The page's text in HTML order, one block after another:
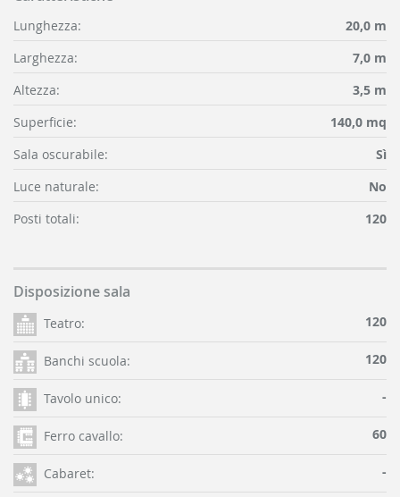
Lunghezza:
20,0 m
Larghezza:
7,0 m
Altezza:
3,5 m
Superficie:
140,0 mq
Sala oscurabile:
Sì
Luce naturale:
No
Posti totali:
120
Disposizione sala
Teatro: 120
Banchi scuola: 120
Tavolo unico: -
Ferro cavallo: 60
Cabaret: -